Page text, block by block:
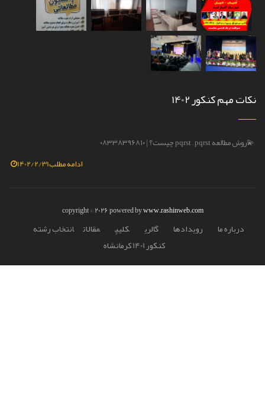
نکات مهم کنکور 1402
💫روش مطالعه pqrst – pqrst چیست؟ | ۰۸۳۳۸۳۹۶۸۱۰
1402/2/31ادامه مطلب
copyright © 2026 powered bywww.rashinweb.com
درباره ما رويدادها گالري کليپ مقالات انتخاب رشته
کنکور 1401 کرمانشاه